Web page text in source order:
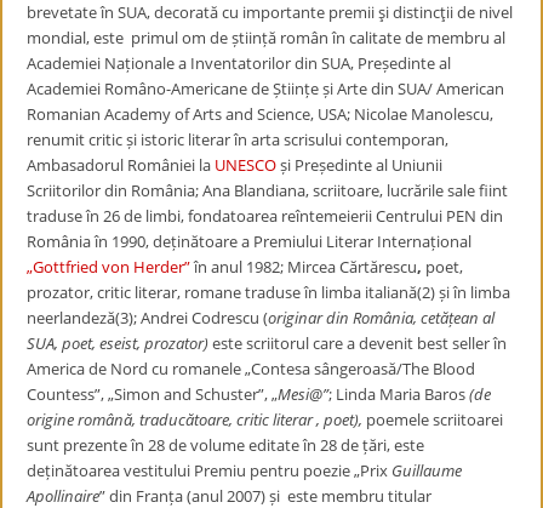
brevetate în SUA, decorată cu importante premii şi distincţii de nivel
mondial, este primul om de știință român în calitate de membru al
Academiei Naționale a Inventatorilor din SUA, Președinte al
Academiei Româno-Americane de Științe și Arte din SUA/ American
Romanian Academy of Arts and Science, USA; Nicolae Manolescu,
renumit critic și istoric literar în arta scrisului contemporan,
Ambasadorul României la UNESCOși Președinte al Uniunii
Scriitorilor din România; Ana Blandiana,scriitoare, lucrările sale fiint
traduse în 26 de limbi, fondatoarea reîntemeierii Centrului PEN din
România în 1990, deținătoare a Premiului Literar Internațional
„Gottfried von Herder”în anul 1982; Mircea Cărtărescu, poet,
prozator, critic literar, romanetraduse în limba italiană(2) și în limba
neerlandeză(3);Andrei Codrescu (originar din România, cetățean al
SUA, poet, eseist, prozator)este scriitorul care a devenit best seller în
America de Nord cu romanele „Contesa sângeroasă/The Blood
Countess”, „Simon and Schuster”, „Mesi@”; Linda Maria Baros(de
origine română, traducătoare, critic literar , poet), poemele scriitoarei
sunt prezente în 28 de volume editate în 28 de țări, este
deținătoarea vestitului Premiu pentru poezie „Prix Guillaume
Apollinaire” din Franța (anul 2007) și este membru titular